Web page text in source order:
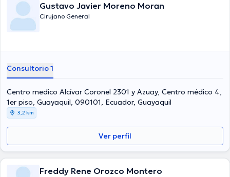
Gustavo Javier Moreno Moran
Cirujano General
Consultorio 1
Centro medico Alcívar Coronel 2301 y Azuay, Centro médico 4,
1er piso, Guayaquil, 090101, Ecuador, Guayaquil
3,2 km
Ver perfil
Freddy Rene Orozco Montero